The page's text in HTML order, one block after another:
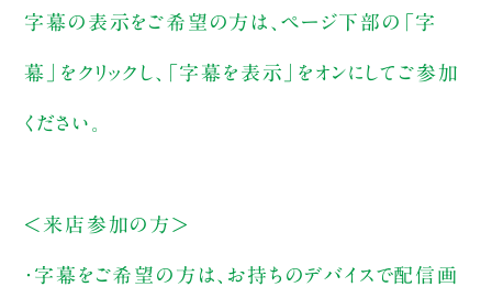
字幕の表示をご希望の方は、ページ下部の「字
幕」をクリックし、「字幕を表示」をオンにしてご参加
ください。
＜来店参加の方＞
・字幕をご希望の方は、お持ちのデバイスで配信画